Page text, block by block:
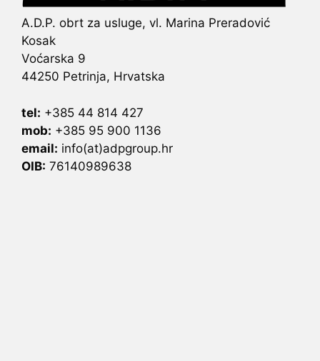
A.D.P. obrt za usluge, vl. Marina Preradović
Kosak
Voćarska 9
44250 Petrinja, Hrvatska
tel: +385 44 814 427
mob: +385 95 900 1136
email: info(at)adpgroup.hr
OIB: 76140989638